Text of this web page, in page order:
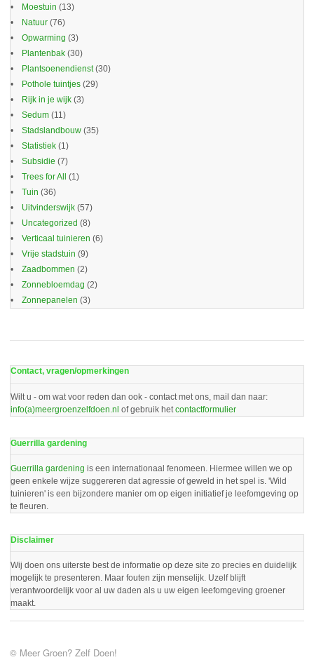
Moestuin (13)
Natuur (76)
Opwarming (3)
Plantenbak (30)
Plantsoenendienst(30)
Pothole tuintjes (29)
Rijk in je wijk (3)
Sedum (11)
Stadslandbouw (35)
Statistiek (1)
Subsidie (7)
Trees for All
(1)
Tuin (36)
Uitvinderswijk (57)
Uncategorized (8)
Verticaal tuinieren (6)
Vrije stadstuin (9)
Zaadbommen (2)
Zonnebloemdag (2)
Zonnepanelen (3)
Contact, vragen/opmerkingen
Wilt u - om wat voor reden dan ook - contact met ons, mail dan naar:
info(a)meergroenzelfdoen.nl of gebruik het contactformulier
Guerrilla gardening
Guerrilla gardening is een internationaal fenomeen. Hiermee willen we op
geen enkele wijze suggereren dat agressie of geweld in het spel is. 'Wild
tuinieren' is een bijzondere manier om op eigen initiatief je leefomgeving op
te fleuren.
Disclaimer
Wij doen ons uiterste best de informatie op deze site zo precies en duidelijk
mogelijk te presenteren. Maar fouten zijn menselijk. Uzelf blijft
verantwoordelijk voor al uw daden als u uw eigen leefomgeving groener
maakt.
© Meer Groen? Zelf Doen!